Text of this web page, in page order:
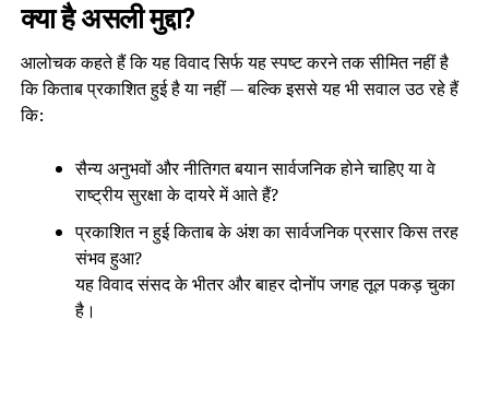
क्या है असली मुद्दा?
आलोचक कहते हैं कि यह विवाद सिर्फ यह स्पष्ट करने तक सीमित नहीं है
कि किताब प्रकाशित हुई है या नहीं — बल्कि इससे यह भी सवाल उठ रहे हैं
कि:
सैन्य अनुभवों और नीतिगत बयान सार्वजनिक होने चाहिए या वे
राष्ट्रीय सुरक्षा के दायरे में आते हैं?
प्रकाशित न हुई किताब के अंश का सार्वजनिक प्रसार किस तरह
संभव हुआ?
यह विवाद संसद के भीतर और बाहर दोनोंप जगह तूल पकड़ चुका
है।